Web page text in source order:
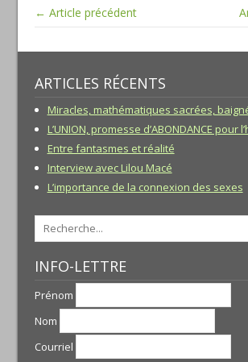
← Article précédent
ARTICLES RÉCENTS
Miracles, mathématiques sacrées,
L’UNION, promesse d’ABONDANCE pour
Entre fantasmes et réalité
Interview avec Lilou Macé
L’importance de la connexion des sexes
INFO-LETTRE
Prénom
Nom
Courriel